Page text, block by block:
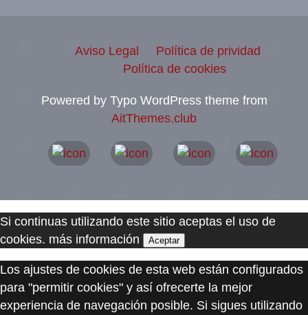
Aviso Legal
Política de prividad
Política de cookies
Powered by Typo WordPress theme from
AitThemes.club
Si continuas utilizando este sitio aceptas el uso de
cookies. más información Aceptar
Los ajustes de cookies de esta web están configurados
para "permitir cookies" y así ofrecerte la mejor
experiencia de navegación posible. Si sigues utilizando